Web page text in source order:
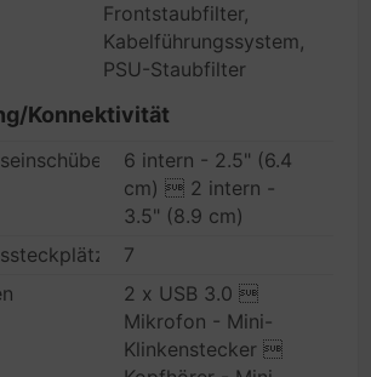
Frontstaubfilter,
Kabelführungssystem,
PSU-Staubfilter
Konnektivität
6 intern - 2.5" (6.4
cm)  2 intern -
3.5" (8.9 cm)
7
2 x USB 3.0 
Mikrofon - Mini-
Klinkenstecker 